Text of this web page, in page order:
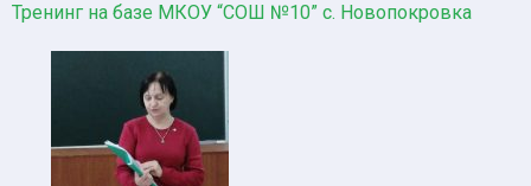
Тренинг на базе МКОУ “СОШ №10” с. Новопокровка